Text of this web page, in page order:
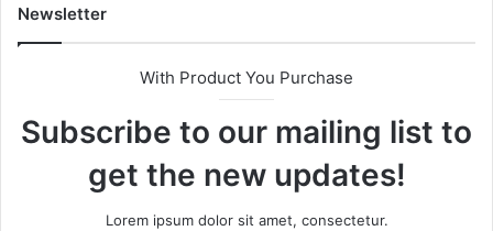
Newsletter
With Product You Purchase
Subscribe to our mailing list to
get the new updates!
Lorem ipsum dolor sit amet, consectetur.